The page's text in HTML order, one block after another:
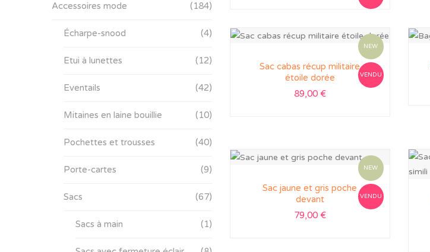
Accessoires mode (184)
Écharpe-snood (4)
Etui à lunettes (12)
Eventails (42)
Mitaines en laine bouillie (10)
Pochettes et trousses (40)
Porte-cartes (9)
Sacs (67)
Sacs à main (1)
NEW
VENDU
Sac cabas récup militaire
étoile dorée
89,00 €
NEW
VENDU
Sac jaune et gris poche
devant
79,00 €